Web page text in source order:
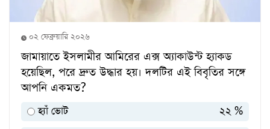
০২ ফেব্রুয়ারি ২০২৬
জামায়াতে ইসলামীর আমিরের এক্স অ্যাকাউন্ট হ্যাকড
হয়েছিল, পরে দ্রুত উদ্ধার হয়। দলটির এই বিবৃতির সঙ্গে
আপনি একমত?
হ্যাঁ ভোট
২২ %